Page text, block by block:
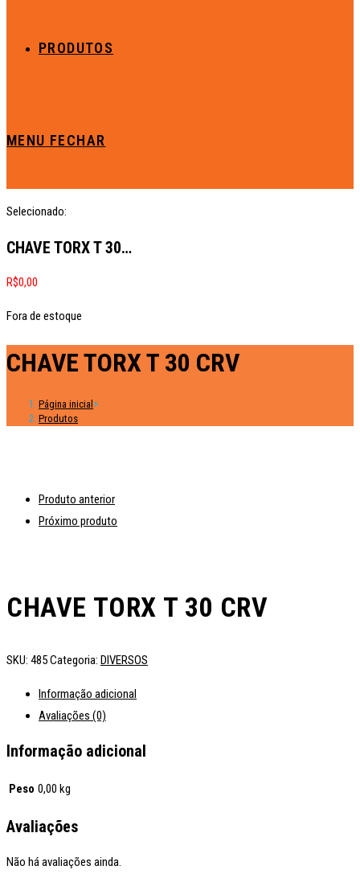
PRODUTOS
MENU FECHAR
Selecionado:
CHAVE TORX T 30…
R$0,00
Fora de estoque
CHAVE TORX T 30 CRV
Página inicial >
Produtos
Produto anterior
Próximo produto
CHAVE TORX T 30 CRV
SKU: 485Categoria: DIVERSOS
Informação adicional
Avaliações (0)
Informação adicional
Peso 0,00 kg
Avaliações
Não há avaliações ainda.